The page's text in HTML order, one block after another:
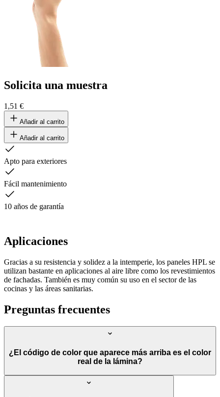
Solicita una muestra
1,51 €
Añadir al carrito
Añadir al carrito
Apto para exteriores
Fácil mantenimiento
10 años de garantía
Aplicaciones
Gracias a su resistencia y solidez a la intemperie, los paneles HPL se
utilizan bastante en aplicaciones al aire libre como los revestimientos
de fachadas. También es muy común su uso en el sector de las
cocinas y las áreas sanitarias.
Preguntas frecuentes
¿El código de color que aparece más arriba es el color
real de la lámina?